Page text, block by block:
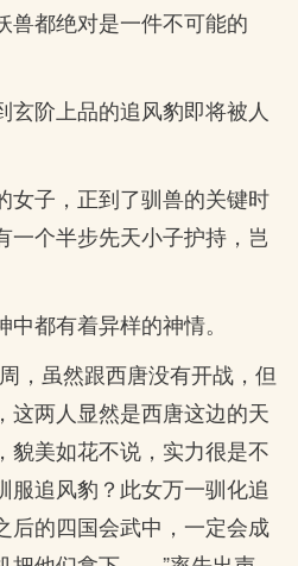
兽都绝对是一件不可能的
玄阶上品的追风豹即将被人
女子，正到了驯兽的关键时
一个半步先天小子护持，岂
都有着异样的神情。
，虽然跟西唐没有开战，但
这两人显然是西唐这边的天
貌美如花不说，实力很是不
服追风豹？此女万一驯化追
后的四国会武中，一定会成